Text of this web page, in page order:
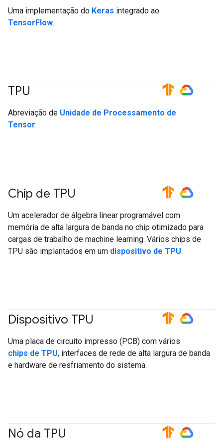
Uma implementação do Keras integrado ao
TensorFlow.
TPU #TensorFlow #GoogleCloud
Abreviação de Unidade de Processamento de
Tensor.
Chip de TPU #TensorFlow #GoogleCloud
Um acelerador de álgebra linear programável com
memória de alta largura de banda no chip otimizado para
cargas de trabalho de machine learning. Vários chips de
TPU são implantados em um dispositivo de TPU.
Dispositivo TPU #TensorFlow #GoogleCloud
Uma placa de circuito impresso (PCB) com vários
chips de TPU, interfaces de rede de alta largura de banda
e hardware de resfriamento do sistema.
Nó da TPU #TensorFlow #GoogleCloud